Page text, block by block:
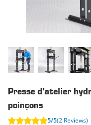
Presse d'atelier
poinçons
5/5(2 Reviews)